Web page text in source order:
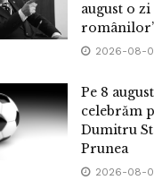
august o
2026-08-
Pe 8
celebrăm
Dumitru
Prunea
2026-08-